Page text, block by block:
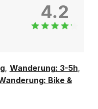
4.2
, Wanderung: 3-5h,
Bike &